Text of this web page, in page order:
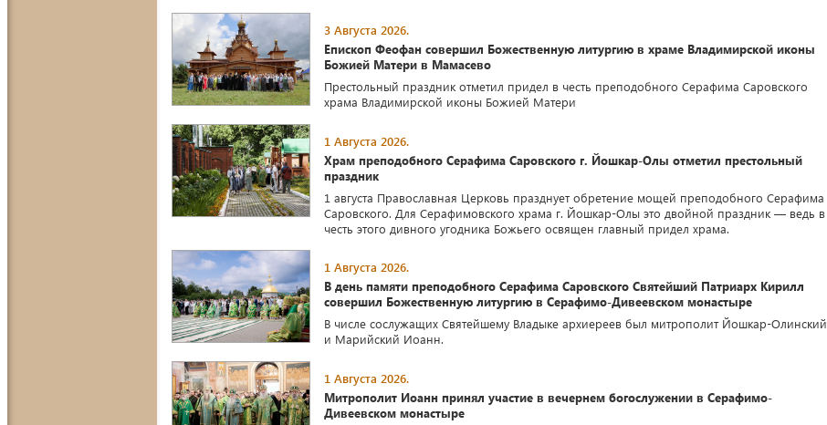
3 Августа 2026.
Епископ Феофан совершил Божественную литургию в храме Владимирской иконы
Божией Матери в Мамасево
Престольный праздник отметил придел в честь преподобного Серафима Саровского
храма Владимирской иконы Божией Матери
1 Августа 2026.
Храм преподобного Серафима Саровского г. Йошкар-Олы отметил престольный
праздник
1 августа Православная Церковь празднует обретение мощей преподобного Серафима
Саровского. Для Серафимовского храма г. Йошкар-Олы это двойной праздник — ведь в
честь этого дивного угодника Божьего освящен главный придел храма.
1 Августа 2026.
В день памяти преподобного Серафима Саровского Святейший Патриарх Кирилл
совершил Божественную литургию в Серафимо-Дивеевском монастыре
В числе сослужащих Святейшему Владыке архиереев был митрополит Йошкар-Олинский
и Марийский Иоанн.
1 Августа 2026.
Митрополит Иоанн принял участие в вечернем богослужении в Серафимо-
Дивеевском монастыре